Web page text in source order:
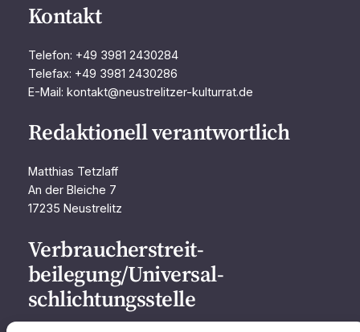
Kontakt
Telefon: +49 3981 2430284
Telefax: +49 3981 2430286
E-Mail: kontakt@neustrelitzer-kulturrat.de
Redaktionell verantwortlich
Matthias Tetzlaff
An der Bleiche 7
17235 Neustrelitz
Verbraucher­streit­
beilegung/Universal­
schlichtungs­stelle